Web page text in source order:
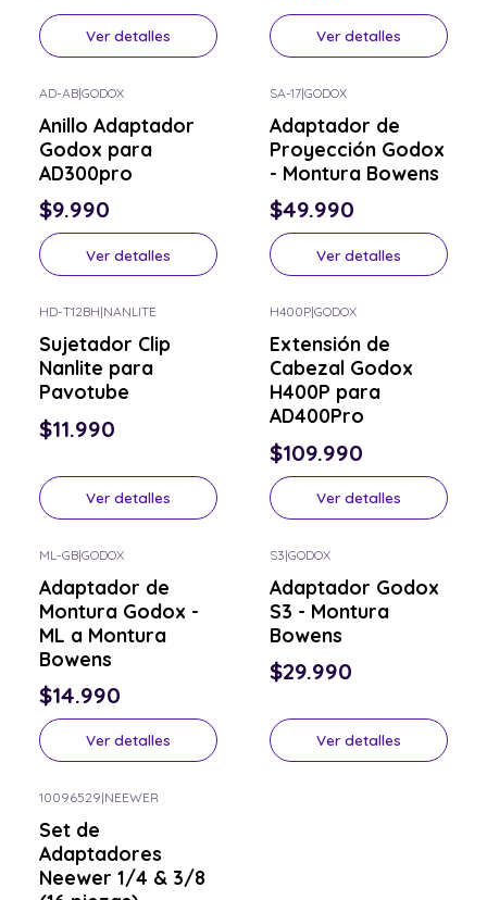
Ver detalles Ver detalles
AD-AB|GODOX
Anillo Adaptador
Godox para
AD300pro
$9.990
Ver detalles
SA-17|GODOX
Adaptador de
Proyección Godox
- Montura Bowens
$49.990
Ver detalles
HD-T12BH|NANLITE
Sujetador Clip
Nanlite para
Pavotube
$11.990
Ver detalles
H400P|GODOX
Extensión de
Cabezal Godox
H400P para
AD400Pro
$109.990
Ver detalles
ML-GB|GODOX
Adaptador de
Montura Godox -
ML a Montura
Bowens
$14.990
Ver detalles
S3|GODOX
Adaptador Godox
S3 - Montura
Bowens
$29.990
Ver detalles
10096529|NEEWER
Set de
Adaptadores
Neewer 1/4 & 3/8